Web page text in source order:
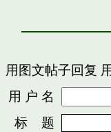
用图文帖子回复
用 户 名
标 题